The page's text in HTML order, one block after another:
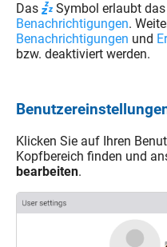
Das
Symbol erlaubt
Benachrichtigungen.
Benachrichtigungen und
bzw. deaktiviert werden.
Klicken Sie auf Ihren
Kopfbereich finden und
bearbeiten.